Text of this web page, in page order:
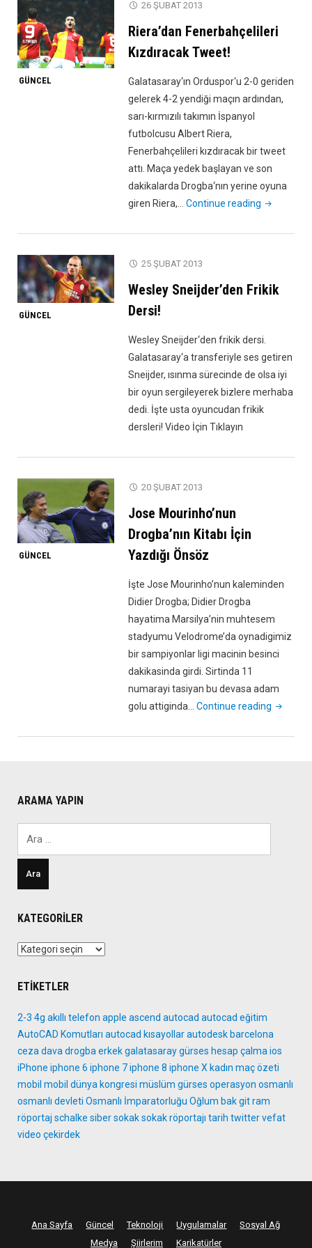
2-
3"
GÜNCEL
26 ŞUBAT 2013
Riera’dan Fenerbahçelileri
Kızdıracak Tweet!
Galatasaray‘ın Orduspor‘u 2-0 geriden
gelerek 4-2 yendiği maçın ardından,
sarı-kırmızılı takımın İspanyol
futbolcusu Albert Riera,
Fenerbahçelileri kızdıracak bir tweet
attı. Maça yedek başlayan ve son
dakikalarda Drogba‘nın yerine oyuna
giren Riera,…Continue reading "Riera’dan
Kızdıracak
GÜNCEL
25 ŞUBAT 2013
Wesley Sneijder’den Frikik
Dersi!
Wesley Sneijder‘den frikik dersi.
Galatasaray‘a transferiyle ses getiren
Sneijder, ısınma sürecinde de olsa iyi
bir oyun sergileyerek bizlere merhaba
dedi. İşte usta oyuncudan frikik
dersleri! Video İçin Tıklayın
GÜNCEL
20 ŞUBAT 2013
Jose Mourinho’nun
Drogba’nın Kitabı İçin
Yazdığı Önsöz
İşte Jose Mourinho’nun kaleminden
Didier Drogba; Didier Drogba
hayatima Marsilya’nin muhtesem
stadyumu Velodrome’da oynadigimiz
bir sampiyonlar ligi macinin besinci
dakikasinda girdi. Sirtinda 11
numarayi tasiyan bu devasa adam
golu attiginda…Continue reading "Jose
ARAMA YAPIN
KATEGORILER
Kategoriler
ETIKETLER
2-3 4g akıllı telefon apple ascend autocad autocad eğitim
AutoCAD Komutları autocad kısayollarautodesk barcelona
ceza dava drogba erkekgalatasaraygürses hesap çalma ios
iPhone iphone 6 iphone 7iphone 8 iphone X kadın maç özeti
mobil mobil dünya kongresi müslüm gürses operasyon osmanlı
osmanlı devleti Osmanlı İmparatorluğu Oğlum bak gitram
röportaj schalke sibersokaksokak röportajı tarih twittervefat
video çekirdek
Ana Sayfa Güncel Teknoloji Uygulamalar
Sosyal Ağ
Medya
Şiirlerim Karikatürler